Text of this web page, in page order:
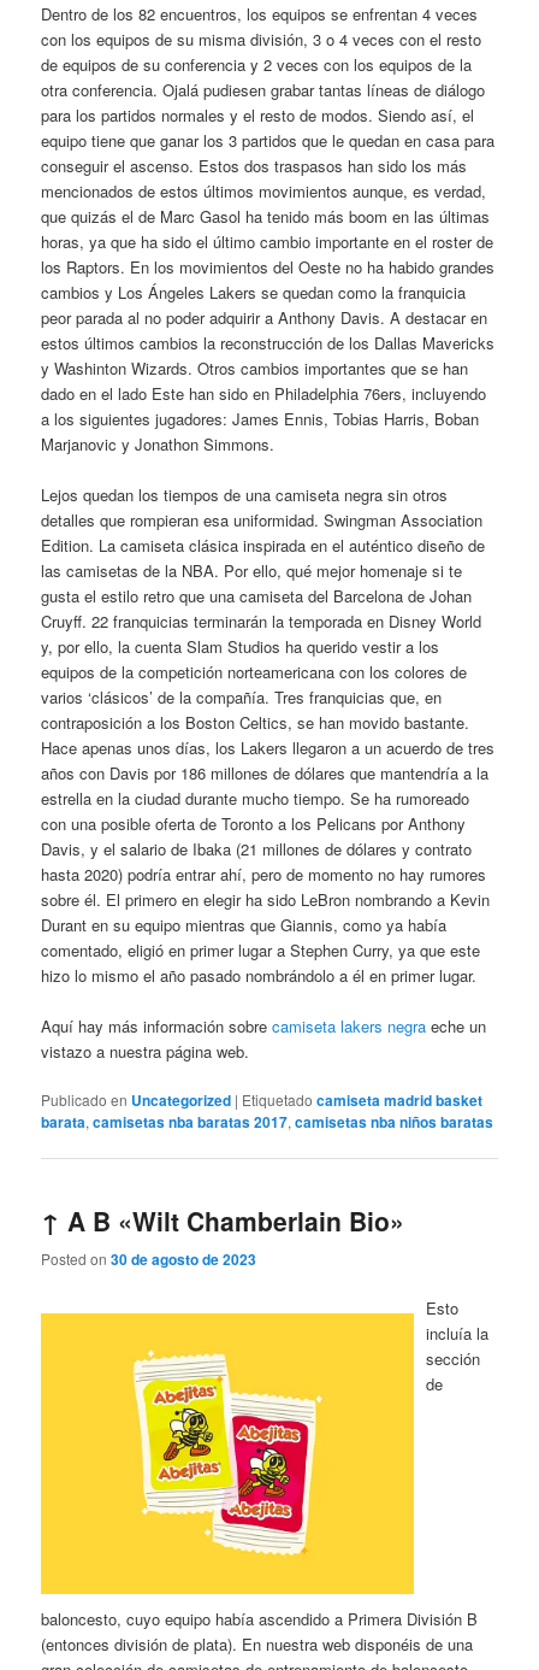
Dentro de los 82 encuentros, los equipos se enfrentan 4 veces
con los equipos de su misma división, 3 o 4 veces con el resto
de equipos de su conferencia y 2 veces con los equipos de la
otra conferencia. Ojalá pudiesen grabar tantas líneas de diálogo
para los partidos normales y el resto de modos. Siendo así, el
equipo tiene que ganar los 3 partidos que le quedan en casa para
conseguir el ascenso. Estos dos traspasos han sido los más
mencionados de estos últimos movimientos aunque, es verdad,
que quizás el de Marc Gasol ha tenido más boom en las últimas
horas, ya que ha sido el último cambio importante en el roster de
los Raptors. En los movimientos del Oeste no ha habido grandes
cambios y Los Ángeles Lakers se quedan como la franquicia
peor parada al no poder adquirir a Anthony Davis. A destacar en
estos últimos cambios la reconstrucción de los Dallas Mavericks
y Washinton Wizards. Otros cambios importantes que se han
dado en el lado Este han sido en Philadelphia 76ers, incluyendo
a los siguientes jugadores: James Ennis, Tobias Harris, Boban
Marjanovic y Jonathon Simmons.
Lejos quedan los tiempos de una camiseta negra sin otros
detalles que rompieran esa uniformidad. Swingman Association
Edition. La camiseta clásica inspirada en el auténtico diseño de
las camisetas de la NBA. Por ello, qué mejor homenaje si te
gusta el estilo retro que una camiseta del Barcelona de Johan
Cruyff. 22 franquicias terminarán la temporada en Disney World
y, por ello, la cuenta Slam Studios ha querido vestir a los
equipos de la competición norteamericana con los colores de
varios ‘clásicos’ de la compañía. Tres franquicias que, en
contraposición a los Boston Celtics, se han movido bastante.
Hace apenas unos días, los Lakers llegaron a un acuerdo de tres
años con Davis por 186 millones de dólares que mantendría a la
estrella en la ciudad durante mucho tiempo. Se ha rumoreado
con una posible oferta de Toronto a los Pelicans por Anthony
Davis, y el salario de Ibaka (21 millones de dólares y contrato
hasta 2020) podría entrar ahí, pero de momento no hay rumores
sobre él. El primero en elegir ha sido LeBron nombrando a Kevin
Durant en su equipo mientras que Giannis, como ya había
comentado, eligió en primer lugar a Stephen Curry, ya que este
hizo lo mismo el año pasado nombrándolo a él en primer lugar.
Aquí hay más información sobrecamiseta lakers negra eche un
vistazo a nuestra página web.
Publicado en Uncategorized | Etiquetado camiseta madrid basket
barata,camisetas nba baratas 2017,camisetas nba niños baratas
↑ A B «Wilt Chamberlain Bio»
Posted on30 de agosto de 2023
Esto
incluía la
sección
de
baloncesto, cuyo equipo había ascendido a Primera División B
(entonces división de plata). En nuestra web disponéis de una